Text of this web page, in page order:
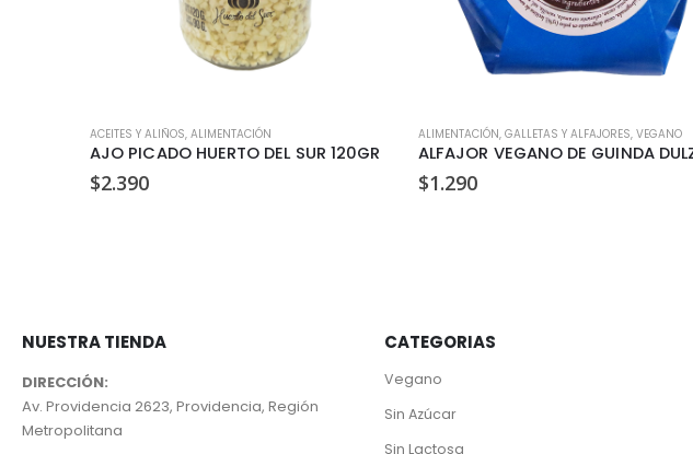
ACEITES Y ALIÑOS, ALIMENTACIÓN
AJO PICADO HUERTO DEL SUR 120GR
$2.390
ALIMENTACIÓN, GALLETAS Y ALFAJORES, VEGANO
$1.290
NUESTRA TIENDA
DIRECCIÓN:
Av. Providencia 2623, Providencia, Región
Metropolitana
CATEGORIAS
Vegano
Sin Azúcar
Sin Lactosa